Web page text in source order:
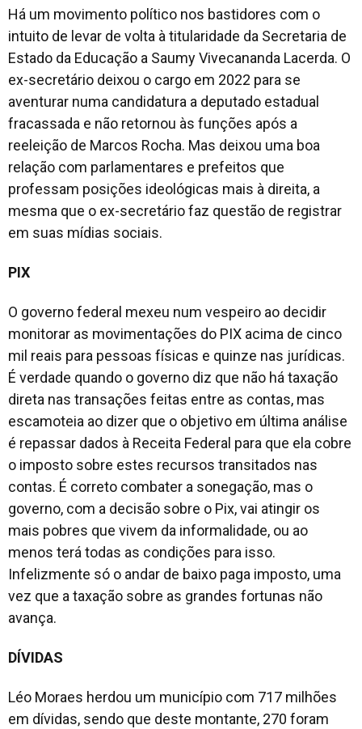
Há um movimento político nos bastidores com o
intuito de levar de volta à titularidade da Secretaria de
Estado da Educação a Saumy Vivecananda Lacerda. O
ex-secretário deixou o cargo em 2022 para se
aventurar numa candidatura a deputado estadual
fracassada e não retornou às funções após a
reeleição de Marcos Rocha. Mas deixou uma boa
relação com parlamentares e prefeitos que
professam posições ideológicas mais à direita, a
mesma que o ex-secretário faz questão de registrar
em suas mídias sociais.
PIX
O governo federal mexeu num vespeiro ao decidir
monitorar as movimentações do PIX acima de cinco
mil reais para pessoas físicas e quinze nas jurídicas.
É verdade quando o governo diz que não há taxação
direta nas transações feitas entre as contas, mas
escamoteia ao dizer que o objetivo em última análise
é repassar dados à Receita Federal para que ela cobre
o imposto sobre estes recursos transitados nas
contas. É correto combater a sonegação, mas o
governo, com a decisão sobre o Pix, vai atingir os
mais pobres que vivem da informalidade, ou ao
menos terá todas as condições para isso.
Infelizmente só o andar de baixo paga imposto, uma
vez que a taxação sobre as grandes fortunas não
avança.
DÍVIDAS
Léo Moraes herdou um município com 717 milhões
em dívidas, sendo que deste montante, 270 foram